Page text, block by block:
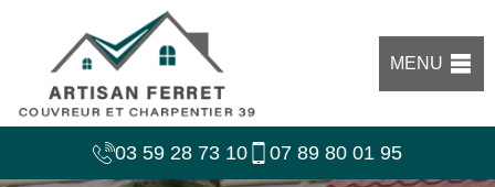
MENU
03 59 28 73 10 07 89 80 01 95